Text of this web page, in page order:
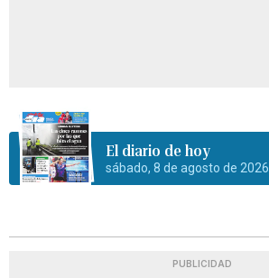
El diario de hoy
sábado, 8 de agosto de 2026
PUBLICIDAD